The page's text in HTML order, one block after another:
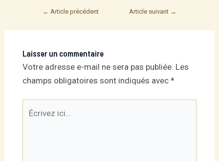
Post
← Article précédent Article suivant →
Laisser un commentaire
Votre adresse e-mail ne sera pas publiée. Les
champs obligatoires sont indiqués avec *